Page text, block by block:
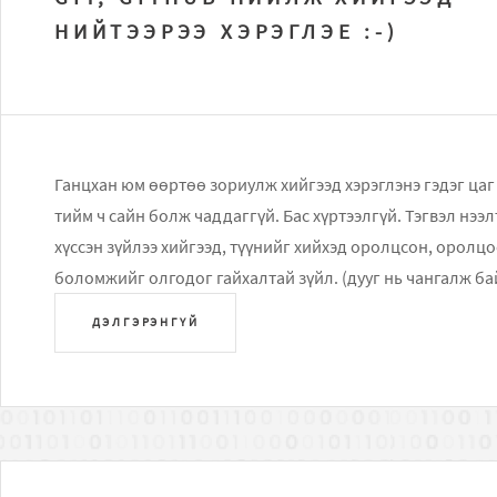
НИЙТЭЭРЭЭ ХЭРЭГЛЭЕ :-)
Ганцхан юм өөртөө зориулж хийгээд хэрэглэнэ гэдэг
тийм ч сайн болж чаддаггүй. Бас хүртээлгүй. Тэгвэл
хүссэн зүйлээ хийгээд, түүнийг хийхэд оролцсон,
боломжийг олгодог гайхалтай зүйл. (дууг нь чангалж
ДЭЛГЭРЭНГҮЙ